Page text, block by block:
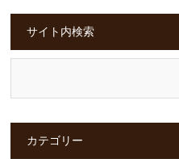
サイト内検索
カテゴリー